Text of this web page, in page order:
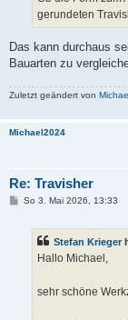
gerundeten
Das kann durchaus
Bauarten zu
Zuletzt geändert von
Michael2024
Re: Travisher
BSo 3. Mai 2026, 13:33
Stefan Krieger
Hallo Michael,
sehr schöne